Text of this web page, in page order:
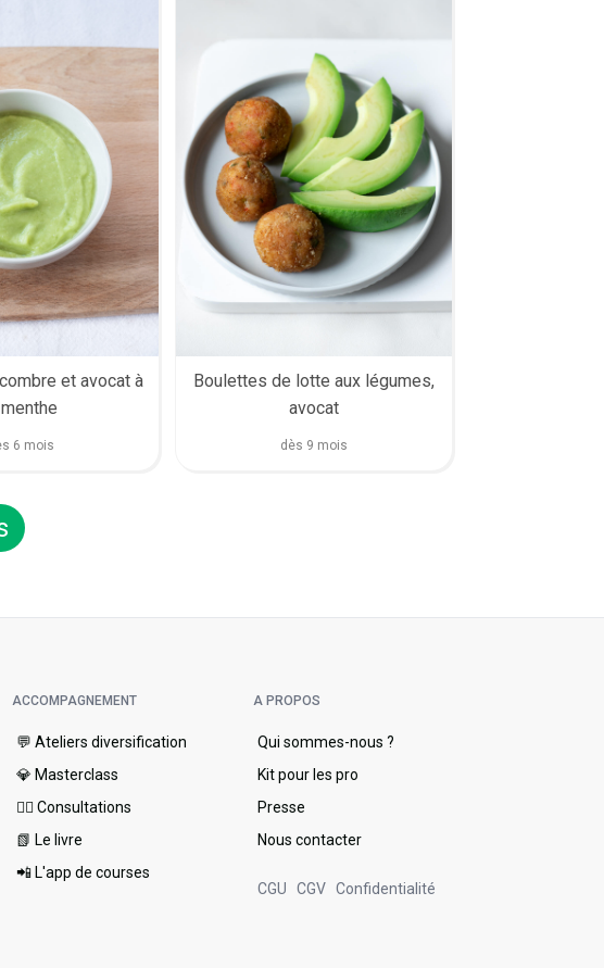
et avocat à
6 mois
Boulettes de lotte aux légumes,
avocat​
dès 9 mois
ACCOMPAGNEMENT
💬 Ateliers diversification
💎 Masterclass
👩‍⚕️ Consultations
📗 Le livre
📲 L'app de courses
A PROPOS
Qui sommes-nous ?
Kit pour les pro
Presse
Nous contacter
CGU CGV Confidentialité